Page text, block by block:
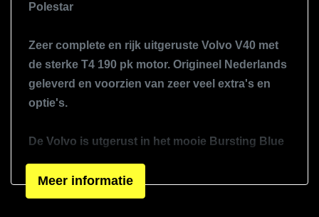
Sportstuur
Stuur verstelbaar
Stuurbekrachtiging snelheidsafhankelijk
Voorstoelen verwarmd
Zwarte hemelbekleding
Exterieur
Buitenspiegels elektrisch inklapbaar
Polestar
Zeer complete en rijk uitgeruste Volvo V40 met
de sterke T4 190 pk motor. Origineel Nederlands
geleverd en voorzien van zeer veel extra's en
optie's.
De Volvo is utgerust in het mooie Bursting Blue
design pakket en de 19'' inch Polestar velgen
absoluut een plaatje om te zien.
Meer informatie